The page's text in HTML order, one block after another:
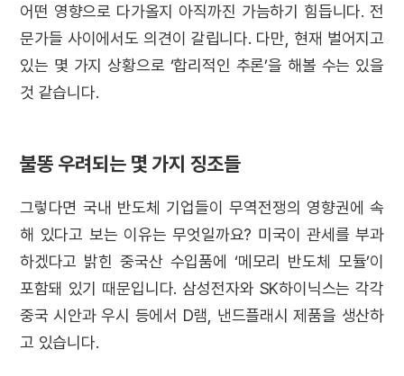
어떤 영향으로 다가올지 아직까진 가늠하기 힘듭니다. 전
문가들 사이에서도 의견이 갈립니다. 다만, 현재 벌어지고
있는 몇 가지 상황으로 ‘합리적인 추론’을 해볼 수는 있을
것 같습니다.
불똥 우려되는 몇 가지 징조들
그렇다면 국내 반도체 기업들이 무역전쟁의 영향권에 속
해 있다고 보는 이유는 무엇일까요? 미국이 관세를 부과
하겠다고 밝힌 중국산 수입품에 ‘메모리 반도체 모듈’이
포함돼 있기 때문입니다. 삼성전자와 SK하이닉스는 각각
중국 시안과 우시 등에서 D램, 낸드플래시 제품을 생산하
고 있습니다.